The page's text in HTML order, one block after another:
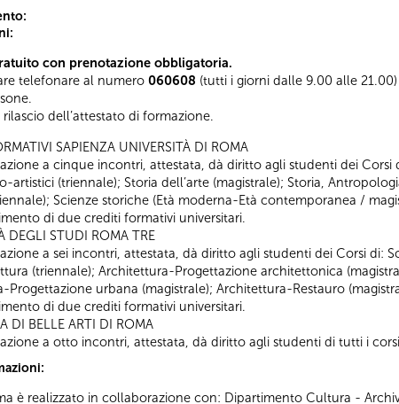
con prenotazione obbligatoria.
telefonare al numero 060608 (tutti i giorni dalle 9.00 alle 21.00)
rilascio dell’attestato di formazione.
SAPIENZA UNIVERSITÀ DI ROMA
a cinque incontri, attestata, dà diritto agli studenti dei Corsi
artistici (triennale); Storia dell’arte (magistrale); Storia,
Scienze storiche (Età moderna-Età contemporanea /
di due crediti formativi universitari.
DEGLI STUDI ROMA TRE
a sei incontri, attestata, dà diritto agli studenti dei Corsi di:
(triennale); Architettura-Progettazione architettonica
Progettazione urbana (magistrale); Architettura-Restauro
di due crediti formativi universitari.
DI BELLE ARTI DI ROMA
a otto incontri, attestata, dà diritto agli studenti di tutti i
è realizzato in collaborazione con: Dipartimento Cultura -